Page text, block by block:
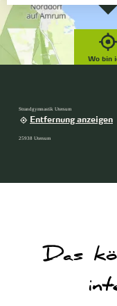
Wo bin
Strandgymnastik Utersum
Entfernung anzeigen
25938 Utersum
Das